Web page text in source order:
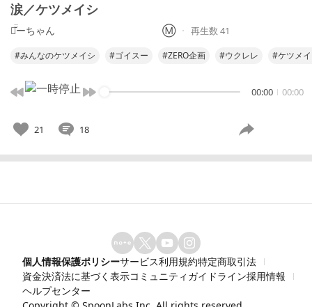
涙／ケツメイシ
あ̆̈ーちゃん Ⓜ️ 再生数 41
#みんなのケツメイシ #ゴイスー #ZERO企画 #ウクレレ #ケツメ
00:00 00:00
21 18
個人情報保護ポリシーサービス利用規約特定商取引法
資金決済法に基づく表示コミュニティガイドライン採用情報
ヘルプセンター